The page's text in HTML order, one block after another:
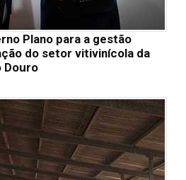
Plano para a gestão
do setor vitivinícola da
Douro